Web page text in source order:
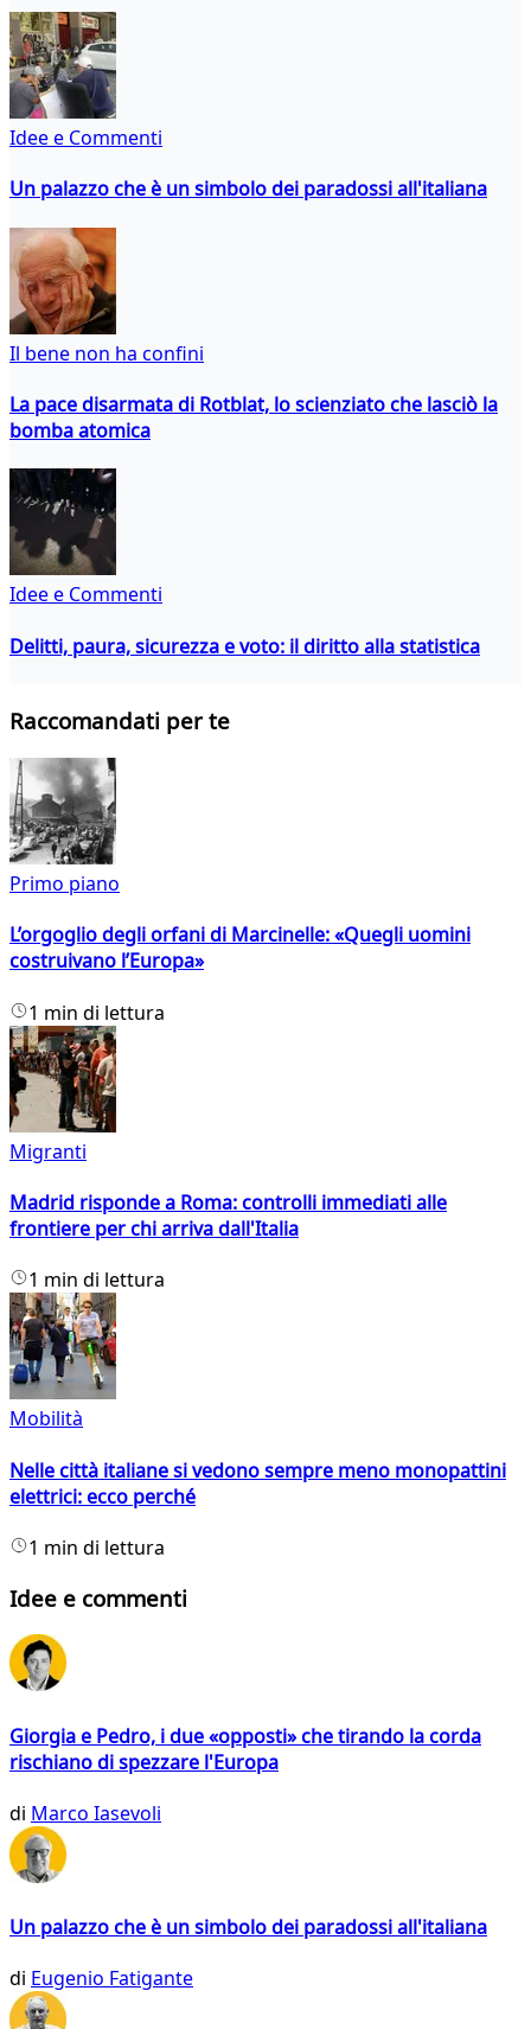
Idee e Commenti
Un palazzo che è un simbolo dei paradossi all'italiana
Il bene non ha confini
La pace disarmata di Rotblat, lo scienziato che lasciò la
bomba atomica
Idee e Commenti
Delitti, paura, sicurezza e voto: il diritto alla statistica
Raccomandati per te
Primo piano
L’orgoglio degli orfani di Marcinelle: «Quegli uomini
costruivano l’Europa»
1 min di lettura
Migranti
Madrid risponde a Roma: controlli immediati alle
frontiere per chi arriva dall'Italia
1 min di lettura
Mobilità
Nelle città italiane si vedono sempre meno monopattini
elettrici: ecco perché
1 min di lettura
Idee e commenti
Giorgia e Pedro, i due «opposti» che tirando la corda
rischiano di spezzare l'Europa
di Marco Iasevoli
Un palazzo che è un simbolo dei paradossi all'italiana
di Eugenio Fatigante